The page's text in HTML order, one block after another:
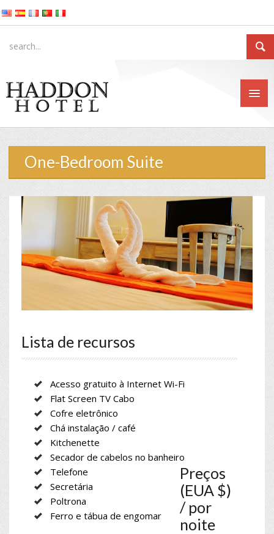
One-Bedroom Suite
Lista de recursos
Acesso gratuito à Internet Wi-Fi
Flat Screen TV Cabo
Cofre eletrônico
Chá instalação / café
Kitchenette
Secador de cabelos no banheiro
Telefone
Secretária
Poltrona
Ferro e tábua de engomar
Preços
(EUA $)
/ por
noite